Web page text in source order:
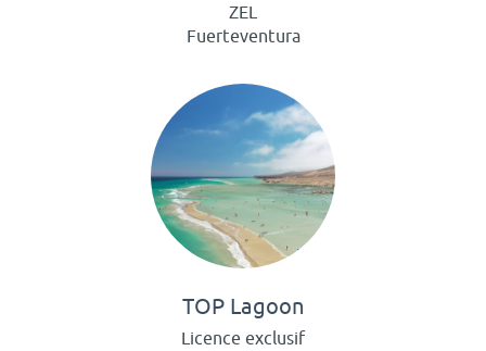
ZEL
Fuerteventura
TOP Lagoon
Licence exclusif